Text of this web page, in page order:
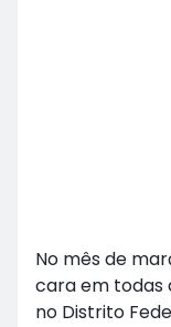
No mês de
cara em todas
no Distrito